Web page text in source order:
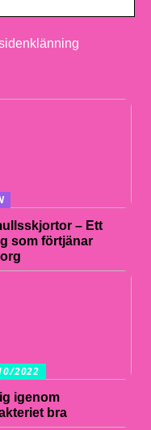
– Ett
som förtjänar
2022
igenom
bra